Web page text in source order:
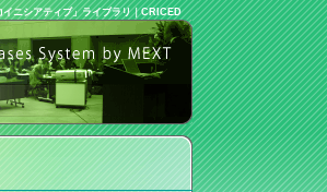
イニシアティブ」ライブラリ｜CRICED